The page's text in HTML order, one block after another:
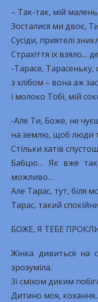
– Так-так, мій
Зосталися ми двоє,
Сусіди, приятелі
Страхіття їх взяло…
-Тарасе,
з хлібом – вона аж
і молоко Тобі, мій
-Але Ти, Боже, не
на землю, щоб люди
Стільки хатів
Бабцю… Як вже
можливо…
Але Тарас, тут, біля
Тарас, такий
БОЖЕ, Я ТЕБЕ
Жінка дивиться на
зрозуміла.
Зі сміхом диким
Дитино моя,